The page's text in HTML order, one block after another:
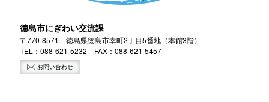
徳島市にぎわい交流課
〒770-8571 徳島県徳島市幸町2丁目5番地（本館3階）
TEL：088-621-5232 FAX：088-621-5457
お問い合わせ